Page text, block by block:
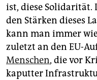
ist, diese Solidarität.
den Stärken dieses
kann man immer
zuletzt an den EU-
Menschen, die vor
kaputter